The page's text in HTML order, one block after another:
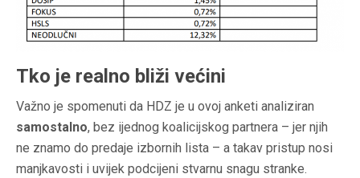
Tko je realno bliži većini
Važno je spomenuti da HDZ je u ovoj anketi analiziran
samostalno, bez ijednog koalicijskog partnera – jer njih
ne znamo do predaje izbornih lista – a takav pristup nosi
manjkavosti i uvijek podcijeni stvarnu snagu stranke.